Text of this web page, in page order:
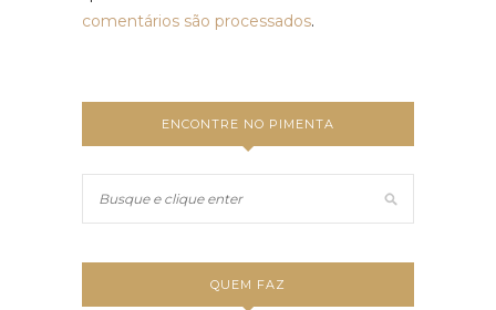
comentários são processados.
ENCONTRE NO PIMENTA
QUEM FAZ